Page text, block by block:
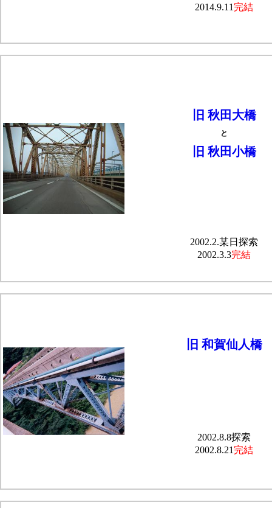
2014.9.11 完結
旧 秋田大橋
と
旧 秋田小橋
2002.2.某日探索
2002.3.3完結
旧 和賀仙人橋
2002.8.8探索
2002.8.21 完結